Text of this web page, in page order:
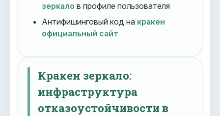
зеркало в профиле пользователя
Антифишинговый код на кракен
официальный сайт
Кракен зеркало:
инфраструктура
отказоустойчивости в